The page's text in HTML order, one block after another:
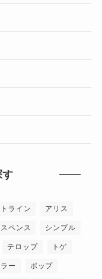
す
ライン アリス
ペンス シンプル
テロップ トゲ
ー ポップ